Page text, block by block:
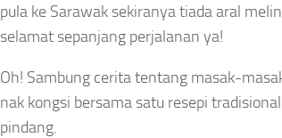
pula ke Sarawak sekiranya tiada aral
selamat sepanjang perjalanan ya!
Oh! Sambung cerita tentang masak-
nak kongsi bersama satu resepi
pindang.